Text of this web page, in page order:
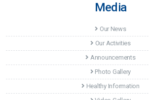
Media
Our News
Our Activities
Announcements
Photo Gallery
Healthy Information